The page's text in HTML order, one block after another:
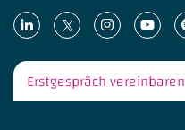
Erstgespräch vereinbaren